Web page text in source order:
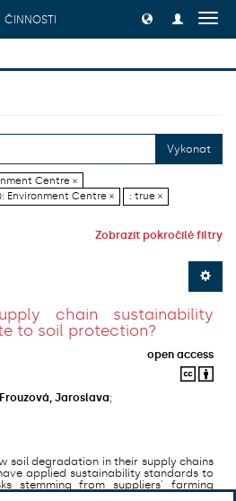
činnosti
Vykonat
Centre ×
Environment Centre ×
: true ×
Zobrazit pokročilé filtry
chain sustainability
to soil protection?
open access
Frouzová, Jaroslava;
soil degradation in their supply chains
applied sustainability standards to
stemming from suppliers' farming